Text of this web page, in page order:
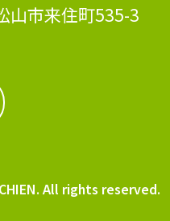
市来住町535-3
All rights reserved.